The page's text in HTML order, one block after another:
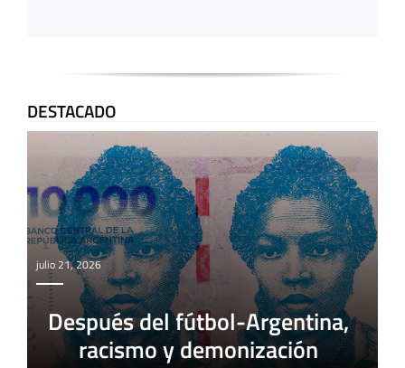
DESTACADO
julio 21, 2026
Después del fútbol-Argentina,
racismo y demonización